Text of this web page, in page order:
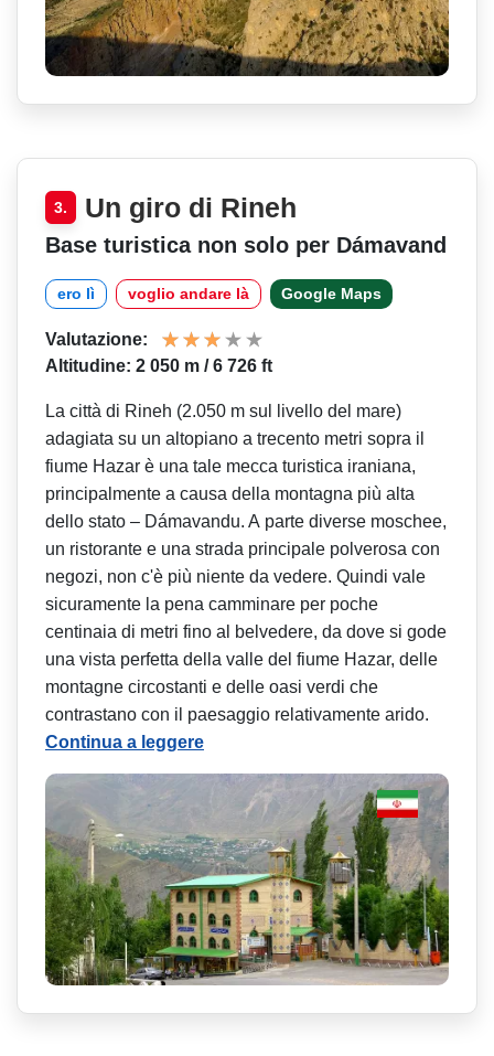
3. Un giro di Rineh
Base turistica non solo per Dámavand
ero lì voglio andare là Google Maps
Valutazione:
Altitudine: 2 050 m / 6 726 ft
La città di Rineh (2.050 m sul livello del mare)
adagiata su un altopiano a trecento metri sopra il
fiume Hazar è una tale mecca turistica iraniana,
principalmente a causa della montagna più alta
dello stato – Dámavandu. A parte diverse moschee,
un ristorante e una strada principale polverosa con
negozi, non c'è più niente da vedere. Quindi vale
sicuramente la pena camminare per poche
centinaia di metri fino al belvedere, da dove si gode
una vista perfetta della valle del fiume Hazar, delle
montagne circostanti e delle oasi verdi che
contrastano con il paesaggio relativamente a­rido.
Continua a leggere